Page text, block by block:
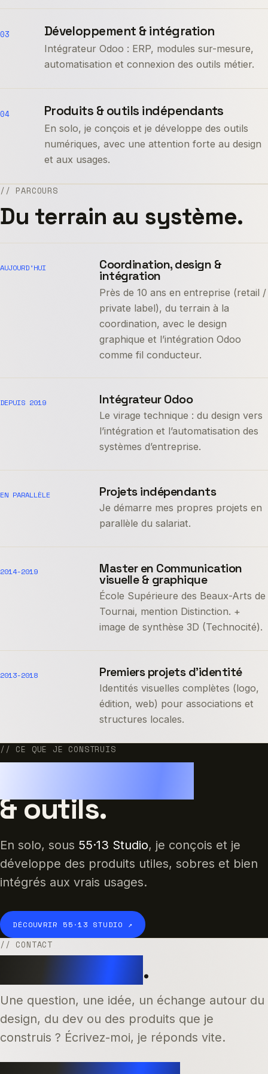
03 Développement & intégration
Intégrateur Odoo : ERP, modules sur-mesure,
automatisation et connexion des outils métier.
04 Produits & outils indépendants
En solo, je conçois et je développe des outils
numériques, avec une attention forte au design
et aux usages.
// PARCOURS
Du terrain au système.
AUJOURD’HUI Coordination, design &
intégration
Près de 10 ans en entreprise (retail /
private label), du terrain à la
coordination, avec le design
graphique et l’intégration Odoo
comme fil conducteur.
DEPUIS 2019 Intégrateur Odoo
Le virage technique : du design vers
l’intégration et l’automatisation des
systèmes d’entreprise.
EN PARALLÈLE Projets indépendants
Je démarre mes propres projets en
parallèle du salariat.
2014-2019 Master en Communication
visuelle & graphique
École Supérieure des Beaux-Arts de
Tournai, mention Distinction. +
image de synthèse 3D (Technocité).
2013-2018 Premiers projets d’identité
Identités visuelles complètes (logo,
édition, web) pour associations et
structures locales.
// CE QUE JE CONSTRUIS
& outils.
En solo, sous 55·13 Studio, je conçois et je
développe des produits utiles, sobres et bien
intégrés aux vrais usages.
DÉCOUVRIR 55·13 STUDIO ↗
// CONTACT
.
Une question, une idée, un échange autour du
design, du dev ou des produits que je
construis ? Écrivez-moi, je réponds vite.